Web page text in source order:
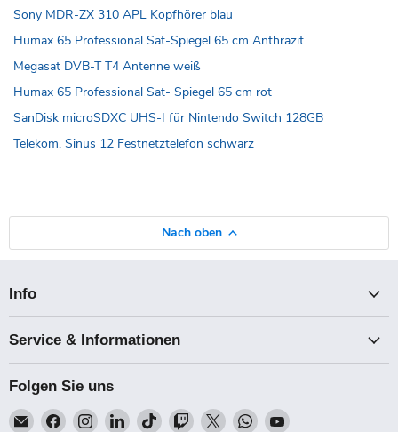
Sony MDR-ZX 310 APL Kopfhörer blau
Humax 65 Professional Sat-Spiegel 65 cm Anthrazit
Megasat DVB-T T4 Antenne weiß
Humax 65 Professional Sat- Spiegel 65 cm rot
SanDisk microSDXC UHS-I für Nintendo Switch 128GB
Telekom. Sinus 12 Festnetztelefon schwarz
Nach oben
Info
Service & Informationen
Folgen Sie uns
EmailFindenFindenFindenFindenFindenFindenFindenFinden